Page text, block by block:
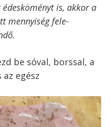
is, akkor a
mennyiség fele-
be sóval, borssal, a
egész